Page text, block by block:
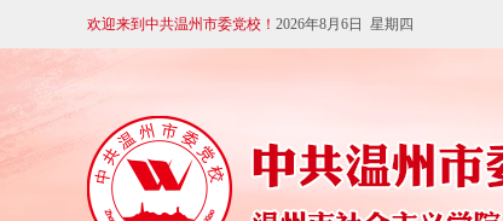
欢迎来到中共温州市委党校！ 2026年8月6日 星期四